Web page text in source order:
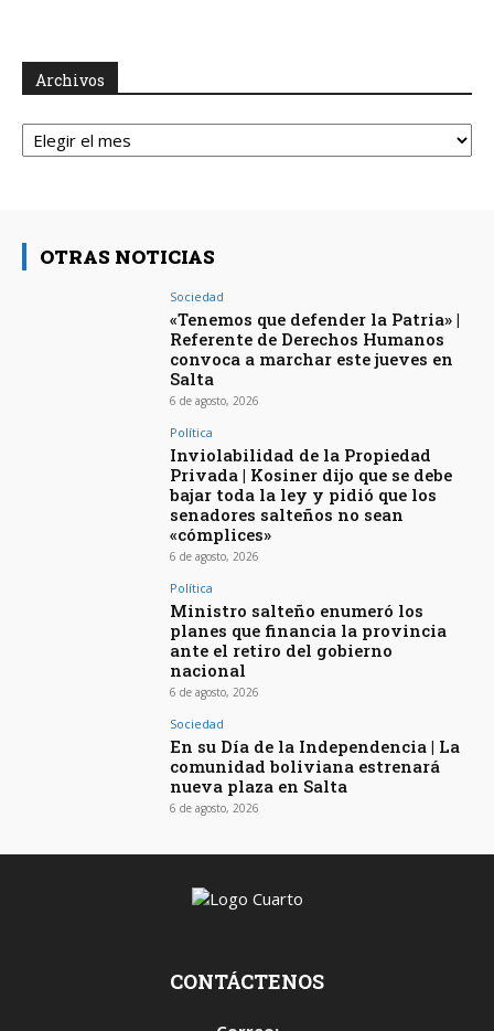
Archivos
Archivos
OTRAS NOTICIAS
Sociedad
«Tenemos que defender la Patria» |
Referente de Derechos Humanos
convoca a marchar este jueves en
Salta
6 de agosto, 2026
Política
Inviolabilidad de la Propiedad
Privada | Kosiner dijo que se debe
bajar toda la ley y pidió que los
senadores salteños no sean
«cómplices»
6 de agosto, 2026
Política
Ministro salteño enumeró los
planes que financia la provincia
ante el retiro del gobierno
nacional
6 de agosto, 2026
Sociedad
En su Día de la Independencia | La
comunidad boliviana estrenará
nueva plaza en Salta
6 de agosto, 2026
CONTÁCTENOS